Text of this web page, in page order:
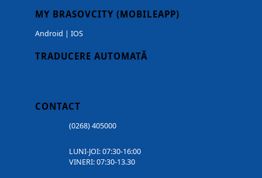
MY BRASOVCITY (MOBILEAPP)
Android | IOS
TRADUCERE AUTOMATĂ
CONTACT
(0268) 405000
LUNI-JOI: 07:30-16:00
VINERI: 07:30-13.30